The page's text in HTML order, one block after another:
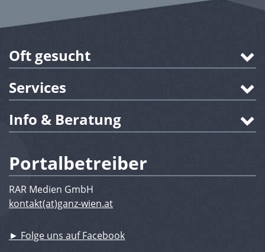
Oft gesucht
Services
Info & Beratung
Portalbetreiber
RAR Medien GmbH
kontakt(at)ganz-wien.at
► Folge uns auf Facebook